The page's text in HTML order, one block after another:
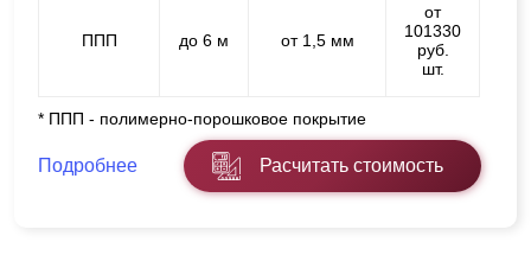
ППП до 6 м от 1,5 мм
от
101330
руб.
шт.
* ППП - полимерно-порошковое покрытие
Подробнее Расчитать стоимость